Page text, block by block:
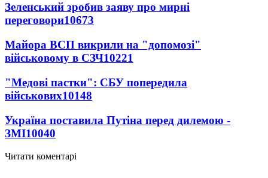
Зеленський зробив заяву про мирні
переговори10673
Майора ВСП викрили на "допомозі"
військовому в СЗЧ10221
"Медові пастки": СБУ попередила
військових10148
Україна поставила Путіна перед дилемою -
ЗМІ10040
Читати коментарі